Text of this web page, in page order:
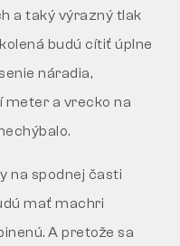
a taký výrazný tlak
budú cítiť úplne
náradia,
meter a vrecko na
na spodnej časti
mať machri
A pretože sa